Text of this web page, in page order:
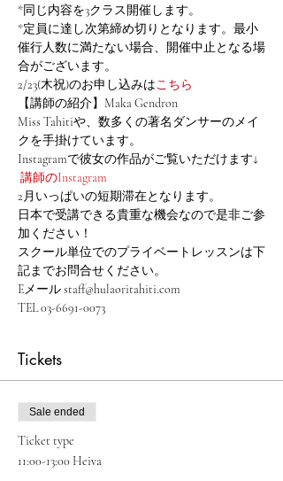
*同じ内容を3クラス開催します。
*定員に達し次第締め切りとなります。最小
催行人数に満たない場合、開催中止となる場
合がございます。
2/23(木祝)のお申し込みはこちら
【講師の紹介】Maka Gendron
Miss Tahitiや、数多くの著名ダンサーのメイ
クを手掛けています。
Instagramで彼女の作品がご覧いただけます↓
講師のInstagram
2月いっぱいの短期滞在となります。
日本で受講できる貴重な機会なので是非ご参
加ください！
スクール単位でのプライベートレッスンは下
記までお問合せください。
Eメール staff@hulaoritahiti.com
TEL 03-6691-0073
Tickets
Sale ended
Ticket type
11:00-13:00 Heiva